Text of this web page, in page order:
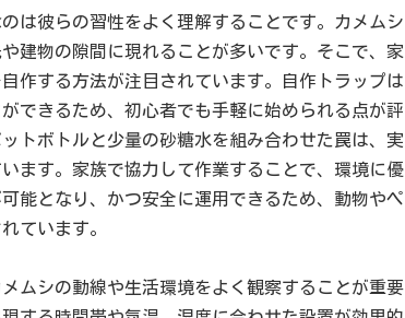
は彼らの習性をよく理解することです。カメムシ
建物の隙間に現れることが多いです。そこで、家
作する方法が注目されています。自作トラップは
できるため、初心者でも手軽に始められる点が評
トボトルと少量の砂糖水を組み合わせた罠は、実
ます。家族で協力して作業することで、環境に優
能となり、かつ安全に運用できるため、動物やペ
ています。
ムシの動線や生活環境をよく観察することが重要